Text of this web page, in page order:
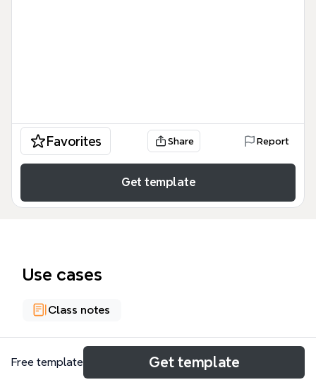
Favorites Share Report
Get template
Use cases
Class notes
About
Free template Get template